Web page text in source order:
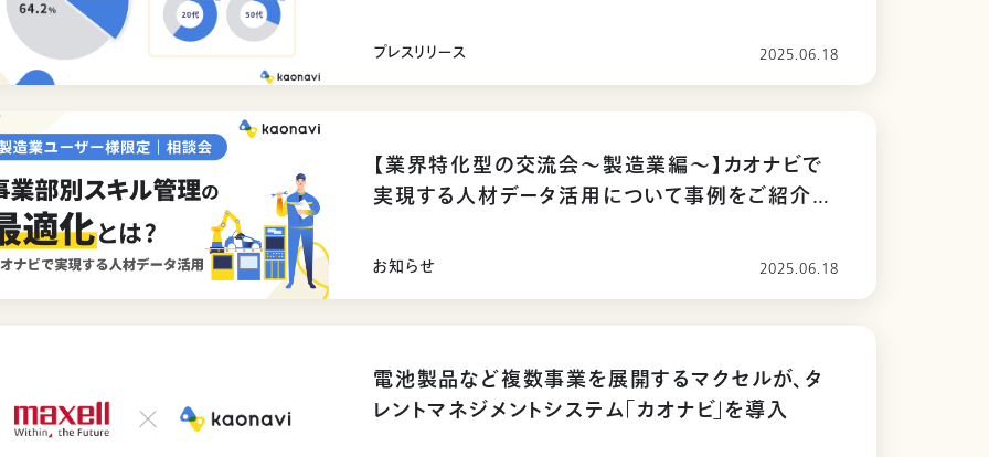
プレスリリース 2025.06.18
【業界特化型の交流会〜製造業編～】カオナビで
実現する人材データ活用について事例をご紹介し
お知らせ 2025.06.18
電池製品など複数事業を展開するマクセルが、タ
レントマネジメントシステム「カオナビ」を導入